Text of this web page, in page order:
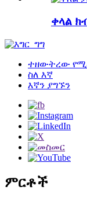
ቀላል
ተዘውትረው
ስለ እኛ
እኛን ያግኙን
ምርቶች